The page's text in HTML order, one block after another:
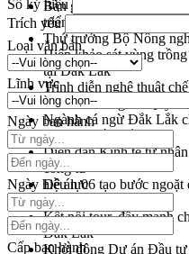
Bàn giải pháp tháo gỡ
triển khai quy định EUDR
Thứ trưởng Bộ Nông
Hiệp khảo sát vùng
tại Đắk Lắk
Trình diễn nghệ thuật
Đắk Lắk công bố Quy
Ngành cá ngừ Đắk Lắk
trường xuất khẩu
Diễn đàn Kinh tế tư
công tư
Đề án 06 tạo bước ngoặt
tỉnh Đắk Lắk
Kết nối tour, đẩy mạnh
Đắk Lắk
Khởi động Dự án Đầu tư
Số ký hiệu
Trích yếu
Loại văn bản
Lĩnh vực
Ngày ban hành
Ngày hiệu lực
Cấp ban hành